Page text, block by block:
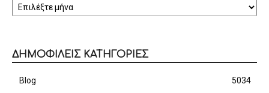
ΔΗΜΟΦΙΛΕΙΣ ΚΑΤΗΓΟΡΙΕΣ
Blog
5034